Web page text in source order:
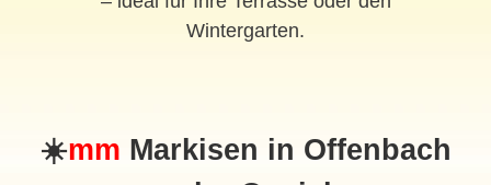
Wintergarten.
☀️mm Markisen in Offenbach